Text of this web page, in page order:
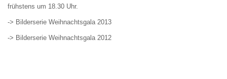
frühstens um 18.30 Uhr.
-> Bilderserie Weihnachtsgala 2013
-> Bilderserie Weihnachtsgala 2012